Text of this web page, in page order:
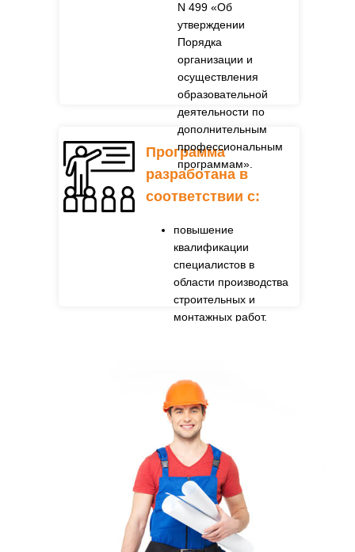
Программа
разработана в
соответствии с:
N 499 «Об
утверждении
Порядка
организации и
осуществления
образовательной
деятельности по
дополнительным
профессиональным
программам».
повышение
квалификации
специалистов в
области производства
строительных и
монтажных работ.